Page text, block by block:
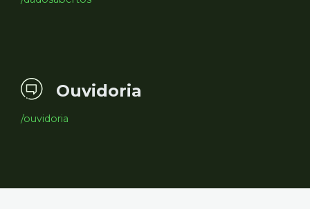
Ouvidoria
/ouvidoria